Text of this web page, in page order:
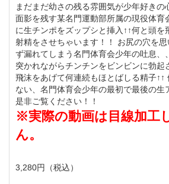
まだまだ幼さの残る雰囲気が少年好きの
面影を残す某名門運動部所属の現役体育
に生チンポをズップシと挿入↑↑何と頭を
射精をさせちゃいます！！ お尻の穴を
ず漏れてしまう名門体育会少年の吐息、
突かれながらチンチンをビンビンに勃起
飛沫をあげて何連続もほとばしる精子↑↑
ない、名門体育会少年の最初で最後の生
是非ご覧ください！！
※実際の動画は目線加工
ん。
3,280円（税込）